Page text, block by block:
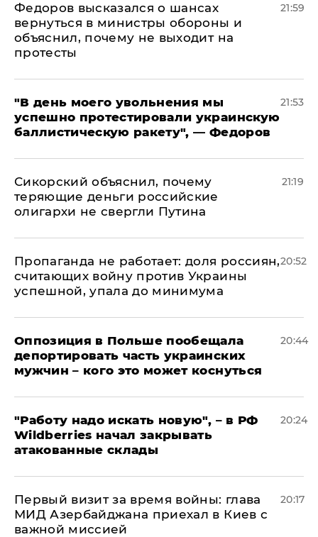
Федоров высказался о шансах
вернуться в министры обороны и
объяснил, почему не выходит на
протесты
21:59
​"В день моего увольнения мы
успешно протестировали украинскую
баллистическую ракету", — Федоров
21:53
Сикорский объяснил, почему
теряющие деньги российские
олигархи не свергли Путина
21:19
​Пропаганда не работает: доля россиян,
считающих войну против Украины
успешной, упала до минимума
20:52
Оппозиция в Польше пообещала
депортировать часть украинских
мужчин – кого это может коснуться
20:44
"Работу надо искать новую", – в РФ
Wildberries начал закрывать
атакованные склады
20:24
Первый визит за время войны: глава
МИД Азербайджана приехал в Киев с
важной миссией
20:17